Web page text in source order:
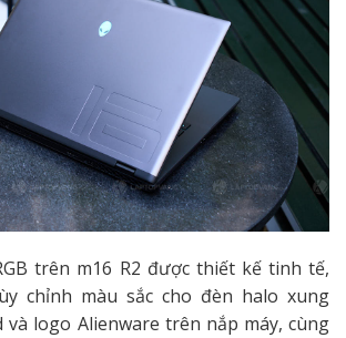
trên m16 R2 được thiết kế tinh tế,
chỉnh màu sắc cho đèn halo xung
và logo Alienware trên nắp máy, cùng